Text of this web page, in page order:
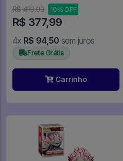
R$ 419,99 10% OFF
R$ 377,99
4x R$ 94,50 sem juros
Frete Grátis
Carrinho